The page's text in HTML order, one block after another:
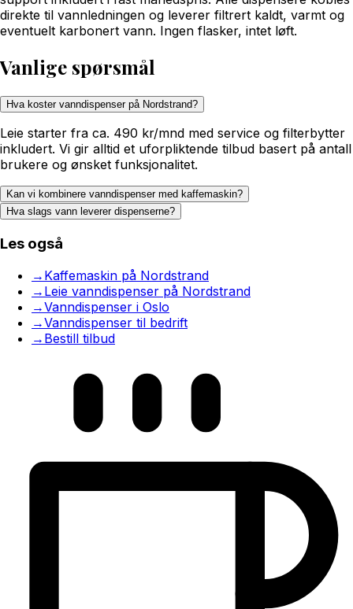
direkte til vannledningen og leverer filtrert kaldt, varmt og
eventuelt karbonert vann. Ingen flasker, intet løft.
Vanlige spørsmål
Hva koster vanndispenser på Nordstrand?
Leie starter fra ca. 490 kr/mnd med service og filterbytter
inkludert. Vi gir alltid et uforpliktende tilbud basert på antall
brukere og ønsket funksjonalitet.
Kan vi kombinere vanndispenser med kaffemaskin?
Hva slags vann leverer dispenserne?
Les også
→ Kaffemaskin på Nordstrand
→ Leie vanndispenser på Nordstrand
→Vanndispenser i Oslo
→Vanndispenser til bedrift
→ Bestill tilbud